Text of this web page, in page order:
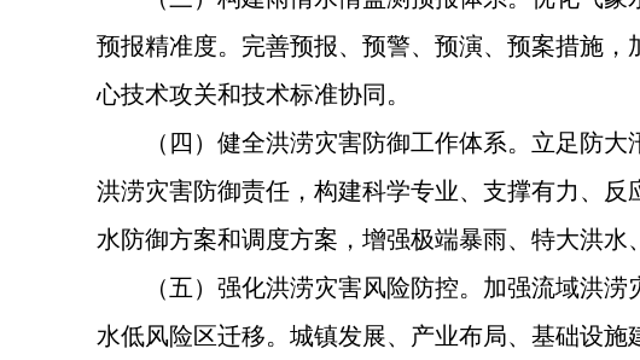
预报精准度。完善预报、预警、预演、预案措施
心技术攻关和技术标准协同。
（四）健全洪涝灾害防御工作体系。立足防
洪涝灾害防御责任，构建科学专业、支撑有力、
水防御方案和调度方案，增强极端暴雨、特大洪水
（五）强化洪涝灾害风险防控。加强流域洪
水低风险区迁移。城镇发展、产业布局、基础设